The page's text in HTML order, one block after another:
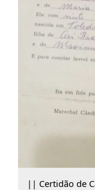
|| Certidão de